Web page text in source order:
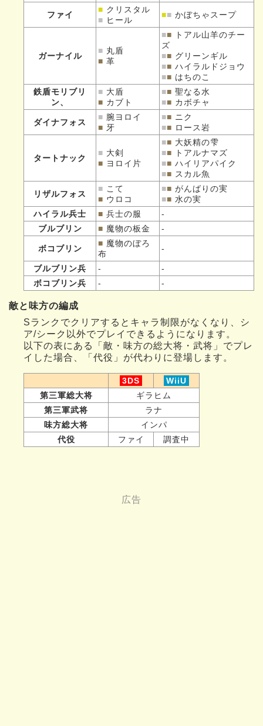
ファイ
■ クリスタル
■ ヒール
■■ かぼちゃスープ
ガーナイル
■ 丸盾
■ 革
■■ トアル山羊のチー
ズ
■■ グリーンギル
■■ ハイラルドジョウ
■■ はちのこ
鉄盾モリブリ
ン、
■ 大盾
■ カブト
■■ 聖なる水
■■ カボチャ
ダイナフォス
■ 腕ヨロイ
■ 牙
■■ ニク
■■ ロース岩
タートナック
■ 大剣
■ ヨロイ片
■■ 大妖精の雫
■■ トアルナマズ
■■ ハイリアパイク
■■ スカル魚
リザルフォス
■ こて
■ ウロコ
■■ がんばりの実
■■ 水の実
ハイラル兵士
■ 兵士の服
-
ブルブリン
■ 魔物の板金 -
ボコブリン
■ 魔物のぼろ
布
-
ブルブリン兵 -
-
ボコブリン兵
- -
敵と味方の編成
Sランクでクリアするとキャラ制限がなくなり、シ
ア/シーク以外でプレイできるようになります。
以下の表にある「敵・味方の総大将・武将」でプレ
イした場合、「代役」が代わりに登場します。
3DS
WiiU
第三軍総大将
ギラヒム
第三軍武将
ラナ
味方総大将
インパ
代役
ファイ 調査中